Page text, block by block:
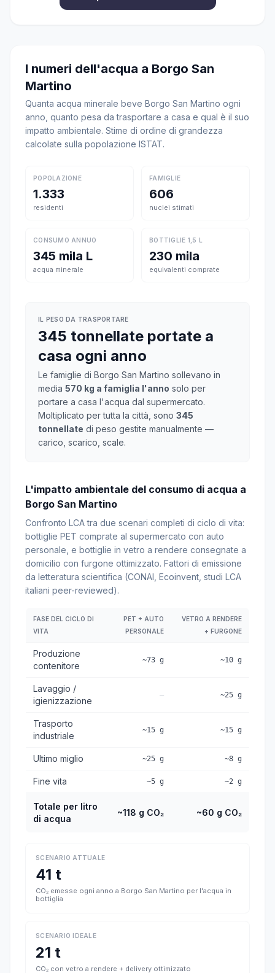
I numeri dell'acqua a Borgo San
Martino
Quanta acqua minerale beve Borgo San Martino ogni
anno, quanto pesa da trasportare a casa e qual è il suo
impatto ambientale. Stime di ordine di grandezza
calcolate sulla popolazione ISTAT.
POPOLAZIONE
1.333
residenti
FAMIGLIE
606
nuclei stimati
CONSUMO ANNUO
345 mila L
acqua minerale
BOTTIGLIE 1,5 L
230 mila
equivalenti comprate
IL PESO DA TRASPORTARE
345 tonnellate portate a
casa ogni anno
Le famiglie di Borgo San Martino sollevano in
media 570 kg a famiglia l'anno solo per
portare a casa l'acqua dal supermercato.
Moltiplicato per tutta la città, sono 345
tonnellate di peso gestite manualmente —
carico, scarico, scale.
L'impatto ambientale del consumo di acqua a
Borgo San Martino
Confronto LCA tra due scenari completi di ciclo di vita:
bottiglie PET comprate al supermercato con auto
personale, e bottiglie in vetro a rendere consegnate a
domicilio con furgone ottimizzato. Fattori di emissione
da letteratura scientifica (CONAI, Ecoinvent, studi LCA
italiani peer-reviewed).
FASE DEL CICLO DI
VITA
PET + AUTO
PERSONALE
VETRO A RENDERE
+ FURGONE
Produzione
contenitore
~73 g ~10 g
Lavaggio /
igienizzazione
— ~25 g
Trasporto
industriale
~15 g ~15 g
Ultimo miglio ~25 g ~8 g
Fine vita ~5 g ~2 g
Totale per litro
di acqua
~118 g CO₂ ~60 g CO₂
SCENARIO ATTUALE
41 t
CO₂ emesse ogni anno a Borgo San Martino per l'acqua in
bottiglia
SCENARIO IDEALE
21 t
CO₂ con vetro a rendere + delivery ottimizzato